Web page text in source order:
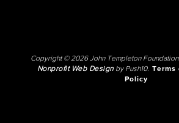
Copyright © 2026 John Templeton
Nonprofit Web Designby Push10. Terms
Policy